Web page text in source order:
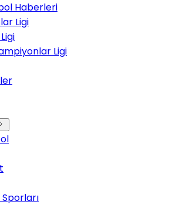
Haberleri
Ligi
Ligi